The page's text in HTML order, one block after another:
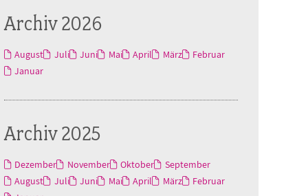
Archiv 2026
August Juli Juni Mai April März
Februar
Januar
Archiv 2025
Dezember November Oktober
September
August
Juli Juni Mai April März
Februar